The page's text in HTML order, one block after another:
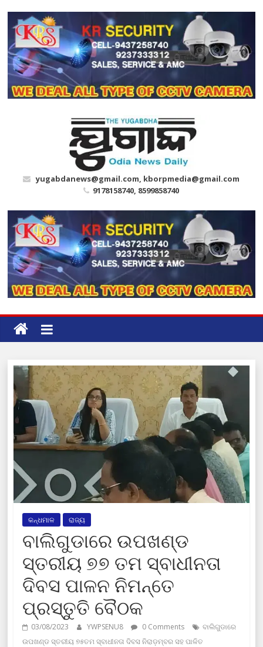
content
yugabdanews@gmail.com, kborpmedia@gmail.com
9178158740, 8599858740
କନ୍ଧମାଳ ରାଜ୍ୟ
ବାଲିଗୁଡାରେ ଉପଖଣ୍ଡ
ସ୍ତରୀୟ ୭୭ ତମ ସ୍ବାଧୀନତା
ଦିବସ ପାଳନ ନିମନ୍ତେ
ପ୍ରସ୍ତୁତି ବୈଠକ
03/08/2023 YWPSENU8 0 Comments
ବାଲିଗୁଡାରେ
ଉପଖଣ୍ଡ ସ୍ତରୀୟ ୭୫ତମ ସ୍ବାଧୀନତା ଦିବସ ନିରାଡ଼ମ୍ବର ସହ ପାଳିତ